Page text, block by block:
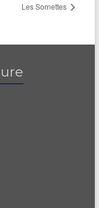
Les Sornettes